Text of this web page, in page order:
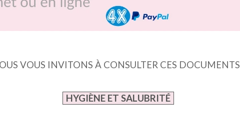
VOUS INVITONS À CONSULTER CES DOCUMENTS
HYGIÈNE ET SALUBRITÉ